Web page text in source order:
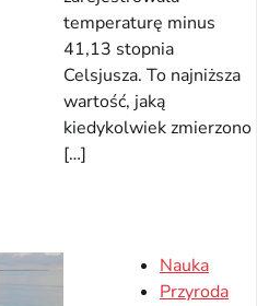
temperaturę minus
41,13 stopnia
Celsjusza. To najniższa
wartość, jaką
kiedykolwiek zmierzono
[…]
Nauka
Przyroda